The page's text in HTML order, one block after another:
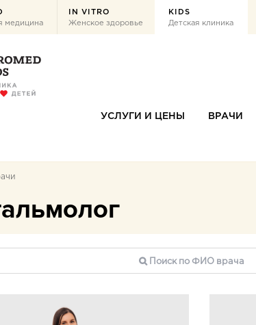
медицина
IN VITRO
Женское здоровье
KIDS
Детская клиника
УСЛУГИ И ЦЕНЫ ВРАЧИ